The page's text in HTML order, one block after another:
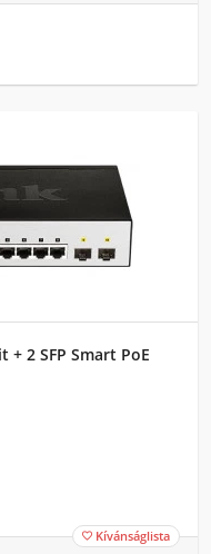
+ 2 SFP Smart PoE
 Kívánságlista